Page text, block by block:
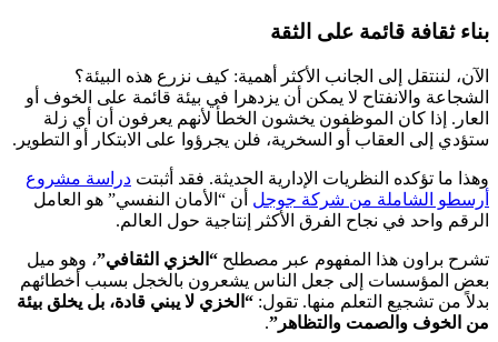
بناء ثقافة قائمة على الثقة
الآن، لننتقل إلى الجانب الأكثر أهمية: كيف نزرع هذه البيئة؟
الشجاعة والانفتاح لا يمكن أن يزدهرا في بيئة قائمة على الخوف أو
العار. إذا كان الموظفون يخشون الخطأ لأنهم يعرفون أن أي زلة
ستؤدي إلى العقاب أو السخرية، فلن يجرؤوا على الابتكار أو التطوير.
وهذا ما تؤكده النظريات الإدارية الحديثة. فقد أثبتت دراسة مشروع
أرسطو الشاملة من شركة جوجل أن “الأمان النفسي” هو العامل
الرقم واحد في نجاح الفرق الأكثر إنتاجية حول العالم.
تشرح براون هذا المفهوم عبر مصطلح “الخزي الثقافي”، وهو ميل
بعض المؤسسات إلى جعل الناس يشعرون بالخجل بسبب أخطائهم
بدلاً من تشجيع التعلم منها. تقول: “الخزي لا يبني قادة، بل يخلق بيئة
من الخوف والصمت والتظاهر”.